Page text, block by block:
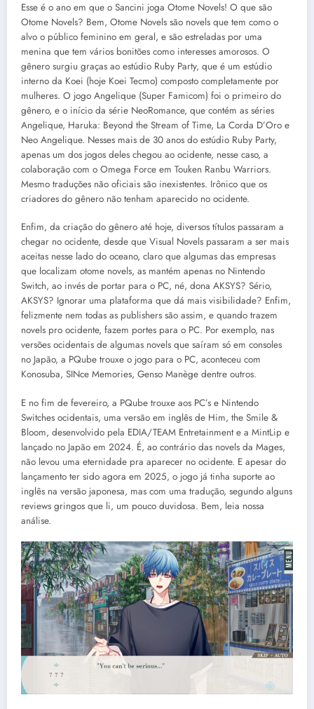
Esse é o ano em que o Sancini joga Otome Novels! O que são
Otome Novels? Bem, Otome Novels são novels que tem como o
alvo o público feminino em geral, e são estreladas por uma
menina que tem vários bonitões como interesses amorosos. O
gênero surgiu graças ao estúdio Ruby Party, que é um estúdio
interno da Koei (hoje Koei Tecmo) composto completamente por
mulheres. O jogo Angelique (Super Famicom) foi o primeiro do
gênero, e o início da série NeoRomance, que contém as séries
Angelique, Haruka: Beyond the Stream of Time, La Corda D’Oro e
Neo Angelique. Nesses mais de 30 anos do estúdio Ruby Party,
apenas um dos jogos deles chegou ao ocidente, nesse caso, a
colaboração com o Omega Force em Touken Ranbu Warriors.
Mesmo traduções não oficiais são inexistentes. Irônico que os
criadores do gênero não tenham aparecido no ocidente.
Enfim, da criação do gênero até hoje, diversos títulos passaram a
chegar no ocidente, desde que Visual Novels passaram a ser mais
aceitas nesse lado do oceano, claro que algumas das empresas
que localizam otome novels, as mantém apenas no Nintendo
Switch, ao invés de portar para o PC, né, dona AKSYS? Sério,
AKSYS? Ignorar uma plataforma que dá mais visibilidade? Enfim,
felizmente nem todas as publishers são assim, e quando trazem
novels pro ocidente, fazem portes para o PC. Por exemplo, nas
versões ocidentais de algumas novels que saíram só em consoles
no Japão, a PQube trouxe o jogo para o PC, aconteceu com
Konosuba, SINce Memories, Genso Manège dentre outros.
E no fim de fevereiro, a PQube trouxe aos PC’s e Nintendo
Switches ocidentais, uma versão em inglês de Him, the Smile &
Bloom, desenvolvido pela EDIA/TEAM Entretainment e a MintLip e
lançado no Japão em 2024. É, ao contrário das novels da Mages,
não levou uma eternidade pra aparecer no ocidente. E apesar do
lançamento ter sido agora em 2025, o jogo já tinha suporte ao
inglês na versão japonesa, mas com uma tradução, segundo alguns
reviews gringos que li, um pouco duvidosa. Bem, leia nossa
análise.